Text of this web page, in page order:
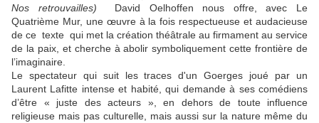
Nos retrouvailles) David Oelhoffen nous offre, avec Le
Quatrième Mur, une œuvre à la fois respectueuse et audacieuse
de ce texte qui met la création théâtrale au firmament au service
de la paix, et cherche à abolir symboliquement cette frontière de
l’imaginaire.
Le spectateur qui suit les traces d'un Goerges joué par un
Laurent Lafitte intense et habité, qui demande à ses comédiens
d’être « juste des acteurs », en dehors de toute influence
religieuse mais pas culturelle, mais aussi sur la nature même du